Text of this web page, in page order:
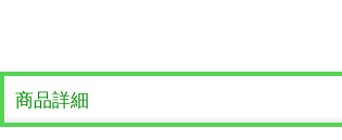
商品詳細